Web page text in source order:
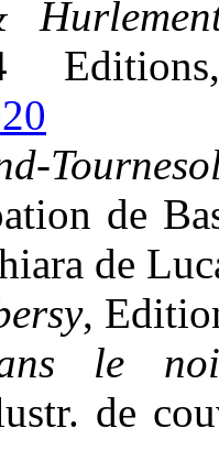
de
de
,
le
de